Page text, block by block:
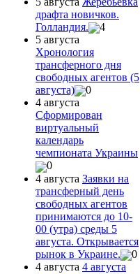
драфта новичков.
Голландия.
4
5 августа
Хронология
трансферного дня
свободных агентов (5
августа)
0
4 августа
Сформирован
виртуальный
календарь
чемпионата Украины
0
4 августа Заявки на
трансферный день
свободных агентов
принимаются до 10-
00 (утра) среды 5
августа. Открывается
рынок в Украине.
0
4 августа 4 августа